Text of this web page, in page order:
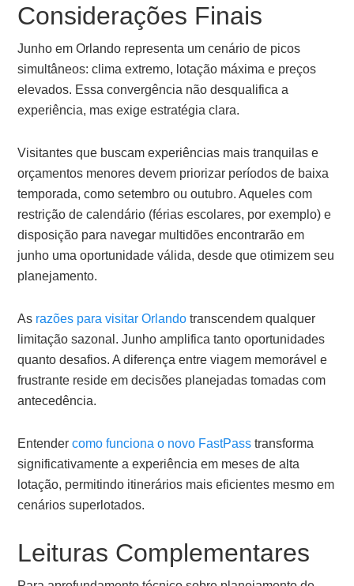
Considerações Finais
Junho em Orlando representa um cenário de picos
simultâneos: clima extremo, lotação máxima e preços
elevados. Essa convergência não desqualifica a
experiência, mas exige estratégia clara.
Visitantes que buscam experiências mais tranquilas e
orçamentos menores devem priorizar períodos de baixa
temporada, como setembro ou outubro. Aqueles com
restrição de calendário (férias escolares, por exemplo) e
disposição para navegar multidões encontrarão em
junho uma oportunidade válida, desde que otimizem seu
planejamento.
As razões para visitar Orlando transcendem qualquer
limitação sazonal. Junho amplifica tanto oportunidades
quanto desafios. A diferença entre viagem memorável e
frustrante reside em decisões planejadas tomadas com
antecedência.
Entendercomo funciona o novo FastPass transforma
significativamente a experiência em meses de alta
lotação, permitindo itinerários mais eficientes mesmo em
cenários superlotados.
Leituras Complementares